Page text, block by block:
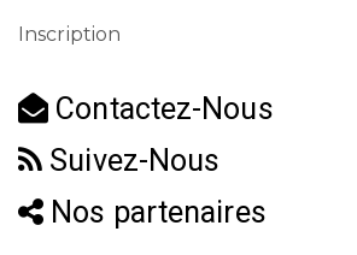
Inscription
Contactez-Nous
Suivez-Nous
Nos partenaires